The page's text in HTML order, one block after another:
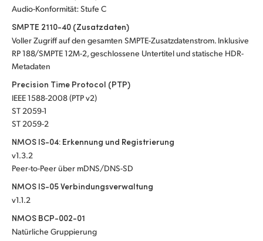
Audio-Konformität: Stufe C
SMPTE 2110-40 (Zusatzdaten)
Voller Zugriff auf den gesamten SMPTE-Zusatzdatenstrom. Inklusive
RP 188/SMPTE 12M-2, geschlossene Untertitel und statische HDR-
Metadaten
Precision Time Protocol (PTP)
IEEE 1588-2008 (PTP v2)
ST 2059-1
ST 2059-2
NMOS IS-04: Erkennung und Registrierung
v1.3.2
Peer-to-Peer über mDNS/DNS-SD
NMOS IS-05 Verbindungsverwaltung
v1.1.2
NMOS BCP-002-01
Natürliche Gruppierung